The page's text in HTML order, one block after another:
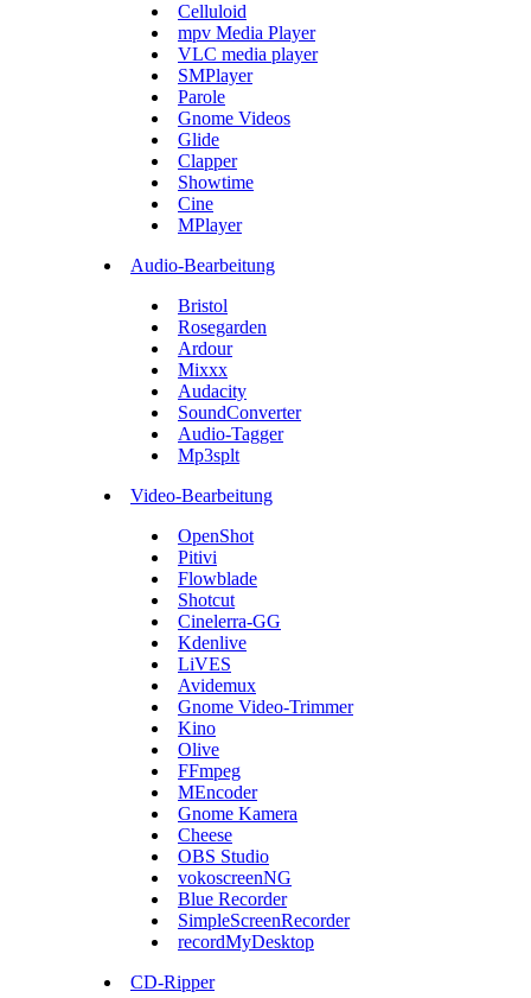
Celluloid
mpv Media Player
VLC media player
SMPlayer
Parole
Gnome Videos
Glide
Clapper
Showtime
Cine
MPlayer
Audio-Bearbeitung
Bristol
Rosegarden
Ardour
Mixxx
Audacity
SoundConverter
Audio-Tagger
Mp3splt
Video-Bearbeitung
OpenShot
Pitivi
Flowblade
Shotcut
Cinelerra-GG
Kdenlive
LiVES
Avidemux
Gnome Video-Trimmer
Kino
Olive
FFmpeg
MEncoder
Gnome Kamera
Cheese
OBS Studio
vokoscreenNG
Blue Recorder
SimpleScreenRecorder
recordMyDesktop
CD-Ripper